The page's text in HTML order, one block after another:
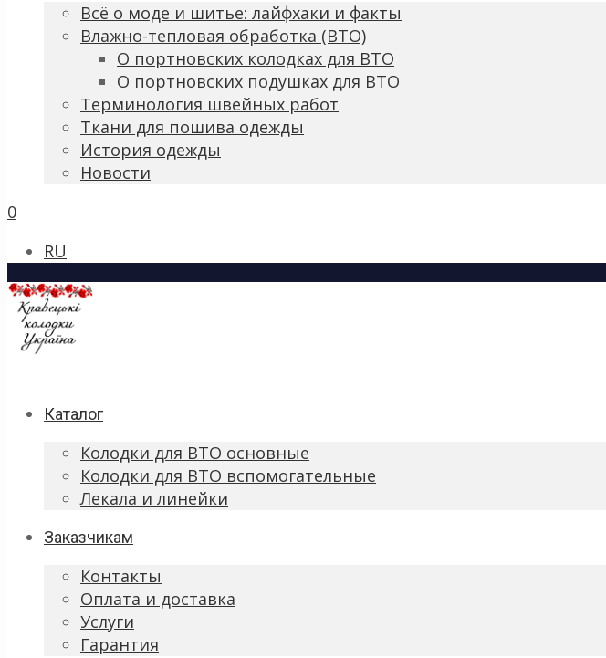
Всё о моде и шитье: лайфхаки и факты
Влажно-тепловая обработка (ВТО)
О портновских колодках для ВТО
О портновских подушках для ВТО
Терминология швейных работ
Ткани для пошива одежды
История одежды
Новости
0
RU
Каталог
Колодки для ВТО основные
Колодки для ВТО вспомогательные
Лекала и линейки
Заказчикам
Контакты
Оплата и доставка
Услуги
Гарантия